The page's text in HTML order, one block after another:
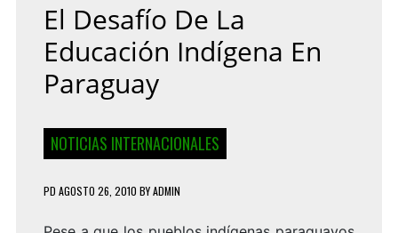
El Desafío De La
Educación Indígena En
Paraguay
NOTICIAS INTERNACIONALES
PD AGOSTO 26, 2010 BYADMIN